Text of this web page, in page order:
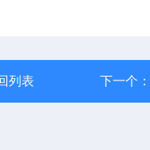
列表 下一个：